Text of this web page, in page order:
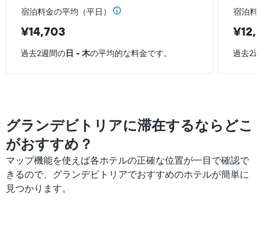
宿泊料金の平均（平日）
¥14,703
宿泊料
過去2週間の日 - 木の平均的な料金です。 過去2
グランデビトリアに滞在するならどこ
がおすすめ？
マップ機能を使えば各ホテルの正確な位置が一目で確認で
きるので、グランデビトリアでおすすめのホテルが簡単に
見つかります。